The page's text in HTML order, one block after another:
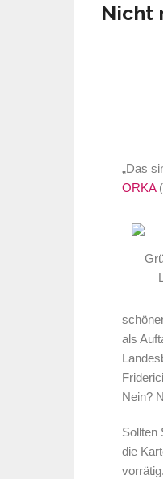
Nicht
„Das
ORKA
als
Nein?
Sollten
die
vorrätig.